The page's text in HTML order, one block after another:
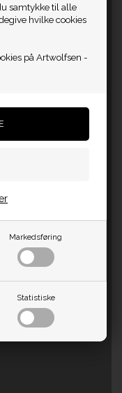
samtykke til alle
hvilke cookies
på Artwolfsen -
Markedsføring
Statistiske